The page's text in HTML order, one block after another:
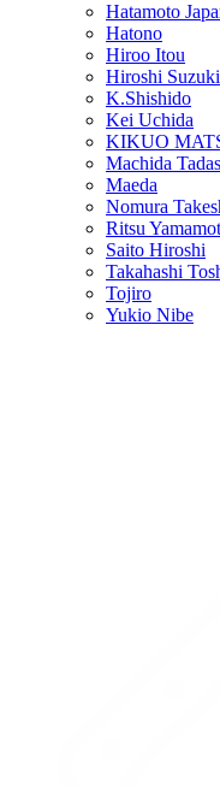
Hatamoto
Hatono
Hiroo Itou
Hiroshi Suzuki
K.Shishido
Kei Uchida
KIKUO
Machida
Maeda
Nomura
Ritsu
Saito Hiroshi
Takahashi
Tojiro
Yukio Nibe